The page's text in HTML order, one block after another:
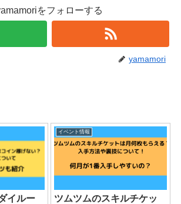
をフォローする
yamamori
イルー
イベント情報
ツムツムのスキルチケッ